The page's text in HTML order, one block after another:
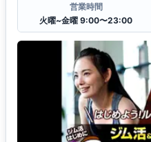
営業時間
火曜~金曜 9:00〜23:00